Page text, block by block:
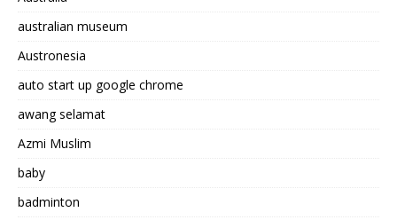
australian museum
Austronesia
auto start up google chrome
awang selamat
Azmi Muslim
baby
badminton